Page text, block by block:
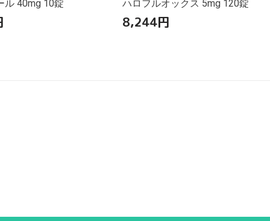
ル 40mg 10錠 ハロフルオックス 5mg 120錠
8,244円